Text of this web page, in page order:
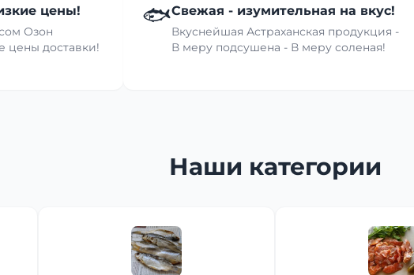
цены!
Озон
цены доставки!
🐟Свежая - изумительная на вкус!
Вкуснейшая Астраханская продукция -
В меру подсушена - В меру соленая!
Наши категории